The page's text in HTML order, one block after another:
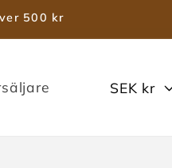
500 kr
V
SEK kr